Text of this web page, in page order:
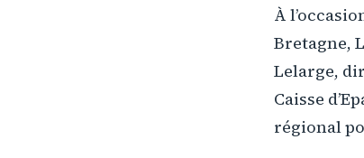
À
Bretagne,
Lelarge,
Caisse
régional